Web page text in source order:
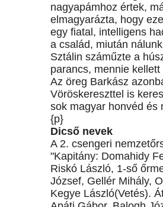
nagyapámhoz értek,
elmagyarázta, hogy
egy fiatal, intelligens
a család, miután
Sztálin száműzte a
parancs, mennie kellett
Az öreg Barkász
Vöröskereszttel is
sok magyar honvéd és
{p}
Dicső nevek
A 2. csengeri
"Kapitány: Domahidy
Riskó László, 1-ső
József, Gellér Mihály,
Kegye László(Vetés).